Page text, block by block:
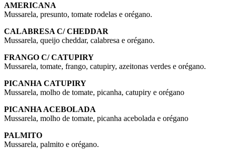
AMERICANA
Mussarela, presunto, tomate rodelas e orégano.
CALABRESA C/ CHEDDAR
Mussarela, queijo cheddar, calabresa e orégano.
FRANGO C/ CATUPIRY
Mussarela, tomate, frango, catupiry, azeitonas verdes e orégano.
PICANHA CATUPIRY
Mussarela, molho de tomate, picanha, catupiry e orégano
PICANHA ACEBOLADA
Mussarela, molho de tomate, picanha acebolada e orégano
PALMITO
Mussarela, palmito e orégano.